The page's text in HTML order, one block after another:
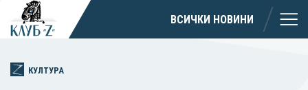
ВСИЧКИ НОВИНИ
КУЛТУРА